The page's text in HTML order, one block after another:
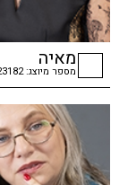
checkbox
מאיה
מספר מיוצג: 23182